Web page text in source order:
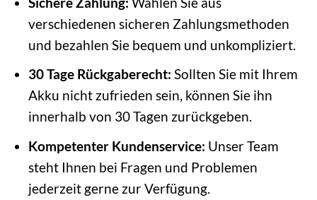
verschiedenen sicheren Zahlungsmethoden
und bezahlen Sie bequem und unkompliziert.
30 Tage Rückgaberecht: Sollten Sie mit Ihrem
Akku nicht zufrieden sein, können Sie ihn
innerhalb von 30 Tagen zurückgeben.
Kompetenter Kundenservice: Unser Team
steht Ihnen bei Fragen und Problemen
jederzeit gerne zur Verfügung.